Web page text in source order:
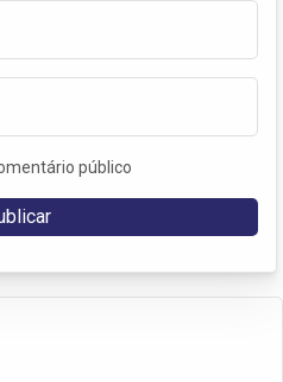
público